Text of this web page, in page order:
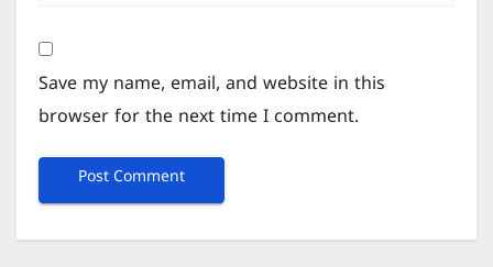
Save my name, email, and website in this
browser for the next time I comment.